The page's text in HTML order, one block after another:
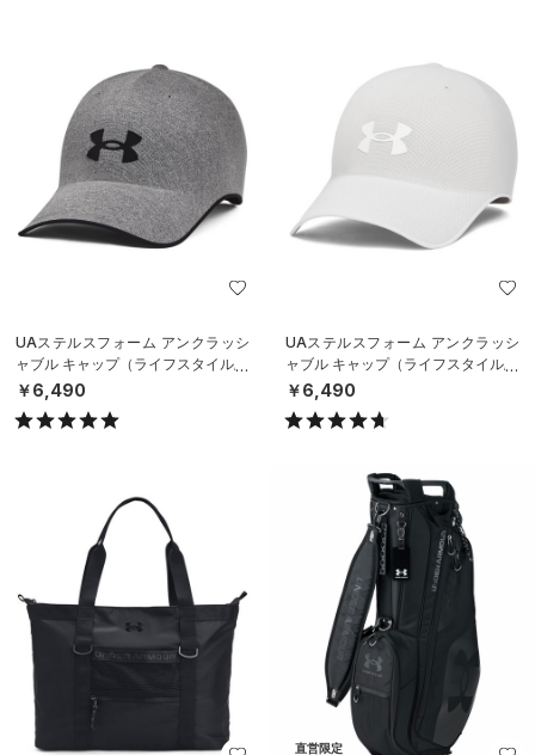
UAステルスフォーム アンクラッシ
ャブル キャップ（ライフスタイル/U
NISEX）
￥6,490
UAステルスフォーム アンクラッシ
ャブル キャップ（ライフスタイル/U
NISEX）
￥6,490
直営限定